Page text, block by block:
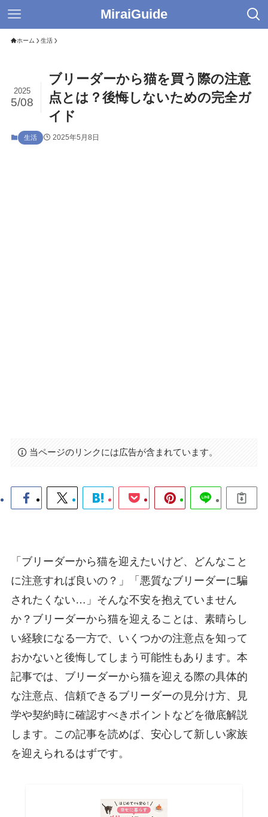
MiraiGuide
ホーム 生活
ブリーダーから猫を買う際の注意
点とは？後悔しないための完全ガ
イド
2025
5/08
生活 2025年5月8日
当ページのリンクには広告が含まれています。
「ブリーダーから猫を迎えたいけど、どんなこと
に注意すれば良いの？」「悪質なブリーダーに騙
されたくない…」そんな不安を抱えていません
か？ブリーダーから猫を迎えることは、素晴らし
い経験になる一方で、いくつかの注意点を知って
おかないと後悔してしまう可能性もあります。本
記事では、ブリーダーから猫を迎える際の具体的
な注意点、信頼できるブリーダーの見分け方、見
学や契約時に確認すべきポイントなどを徹底解説
します。この記事を読めば、安心して新しい家族
を迎えられるはずです。